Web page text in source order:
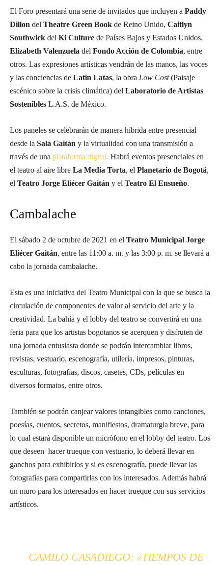
El Foro presentará una serie de invitados que incluyen a Paddy
Dillon del Theatre Green Book de Reino Unido, Caitlyn
Southwick del Ki Culture de Países Bajos y Estados Unidos,
Elizabeth Valenzuela del Fondo Acción de Colombia, entre
otros. Las expresiones artísticas vendrán de las manos, las voces
y las conciencias de Latin Latas, la obra Low Cost(Paisaje
escénico sobre la crisis climática) del Laboratorio de Artistas
Sostenibles L.A.S. de México.
Los paneles se celebrarán de manera híbrida entre presencial
desde la Sala Gaitán y la virtualidad con una transmisión a
través de una plataforma digital. Habrá eventos presenciales en
el teatro al aire libre La Media Torta, el Planetario de Bogotá,
el Teatro Jorge Eliécer Gaitán y el Teatro El Ensueño.
Cambalache
El sábado 2 de octubre de 2021 en el Teatro Municipal Jorge
Eliécer Gaitán, entre las 11:00 a. m. y las 3:00 p. m. se llevará a
cabo la jornada cambalache.
Esta es una iniciativa del Teatro Municipal con la que se busca la
circulación de componentes de valor al servicio del arte y la
creatividad. La bahía y el lobby del teatro se convertirá en una
feria para que los artistas bogotanos se acerquen y disfruten de
una jornada entusiasta donde se podrán intercambiar libros,
revistas, vestuario, escenografía, utilería, impresos, pinturas,
esculturas, fotografías, discos, casetes, CDs, películas en
diversos formatos, entre otros.
También se podrán canjear valores intangibles como canciones,
poesías, cuentos, secretos, manifiestos, dramaturgia breve, para
lo cual estará disponible un micrófono en el lobby del teatro. Los
que deseen hacer trueque con vestuario, lo deberá llevar en
ganchos para exhibirlos y si es escenografía, puede llevar las
fotografías para compartirlas con los interesados. Además habrá
un muro para los interesados en hacer trueque con sus servicios
artísticos.
CAMILO CASADIEGO: «TIEMPOS DE